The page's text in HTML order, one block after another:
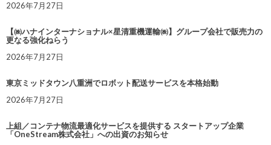
2026年7月27日
【㈱ハナインターナショナル×星清重機運輸㈱】グループ会社で販売力の
更なる強化ねらう
2026年7月27日
東京ミッドタウン八重洲でロボット配送サービスを本格始動
2026年7月27日
上組／コンテナ物流最適化サービスを提供する スタートアップ企業
「OneStream株式会社」への出資のお知らせ